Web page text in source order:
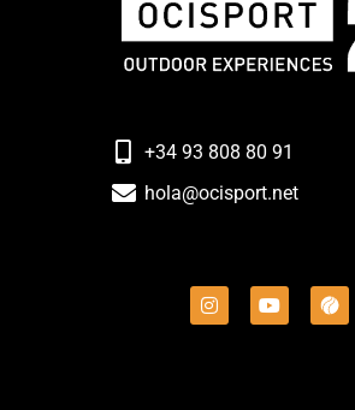
+34 93 808 80 91
hola@ocisport.net